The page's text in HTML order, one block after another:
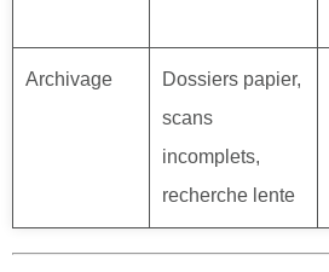
Archivage
Dossiers papier,
scans
incomplets,
recherche lente